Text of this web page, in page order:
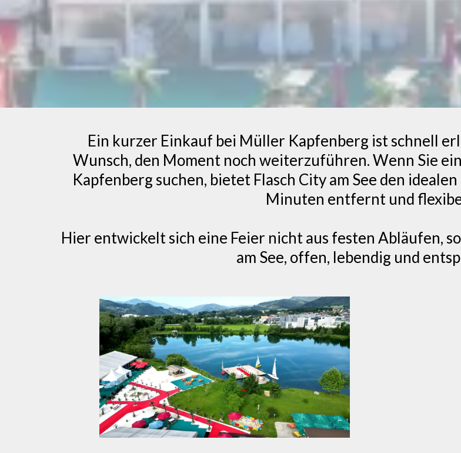
Ein kurzer Einkauf bei Müller Kapfenberg ist schnell
Wunsch, den Moment noch weiterzuführen. Wenn Sie
Kapfenberg suchen, bietet Flasch City am See den
Minuten entfernt und
Hier entwickelt sich eine Feier nicht aus festen Abläufen,
am See, offen, lebendig und